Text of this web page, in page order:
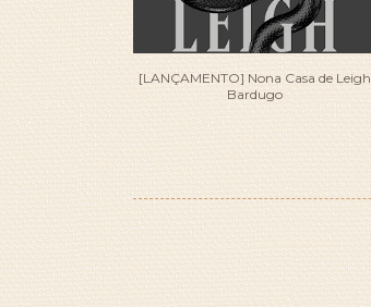
[LANÇAMENTO] Nona Casa de Leigh
Bardugo